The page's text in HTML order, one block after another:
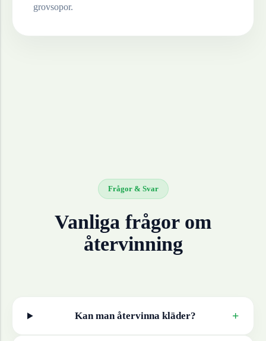
grovsopor.
Frågor & Svar
Vanliga frågor om
återvinning
Kan man återvinna kläder? +